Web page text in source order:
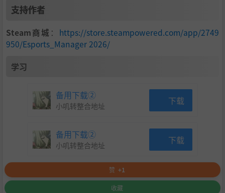
组建后勤团队
媒体专员等。每个角色都对成功至关重要。
拓展业务，签署赞助协议，提升曝光度，并在整个电竞圈
支持作者
Steam商城 ： https://store.steampowered.com/app/2749
950/Esports_Manager 2026/
学习
备用下载②
小叽转整合地址 下载
备用下载②
小叽转整合地址 下载
赞 +1
收藏